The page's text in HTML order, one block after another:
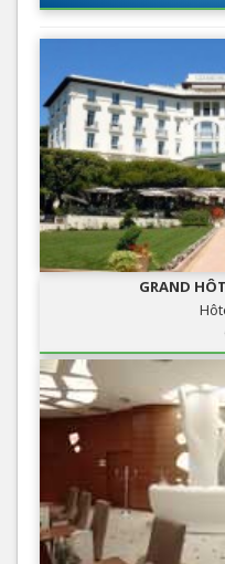
GRAND